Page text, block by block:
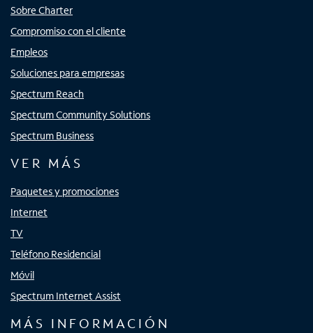
Sobre Charter
Compromiso con el cliente
Empleos
Soluciones para empresas
Spectrum Reach
Spectrum Community Solutions
Spectrum Business
VER MÁS
Paquetes y promociones
Internet
TV
Teléfono Residencial
Móvil
Spectrum Internet Assist
MÁS INFORMACIÓN